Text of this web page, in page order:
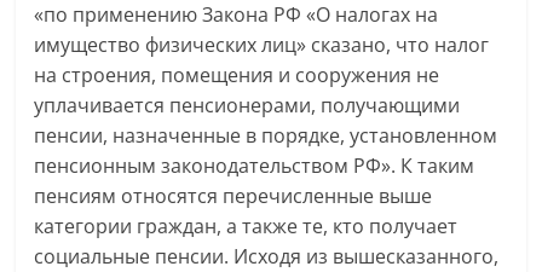
«по применению Закона РФ «О налогах на
имущество физических лиц» сказано, что налог
на строения, помещения и сооружения не
уплачивается пенсионерами, получающими
пенсии, назначенные в порядке, установленном
пенсионным законодательством РФ». К таким
пенсиям относятся перечисленные выше
категории граждан, а также те, кто получает
социальные пенсии. Исходя из вышесказанного,